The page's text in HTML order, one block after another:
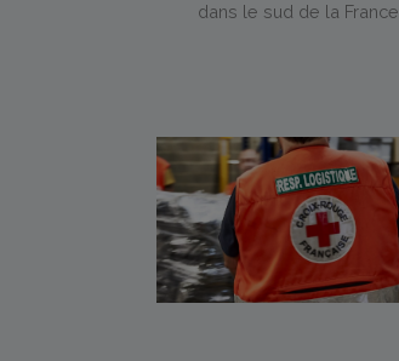
dans le sud de la France